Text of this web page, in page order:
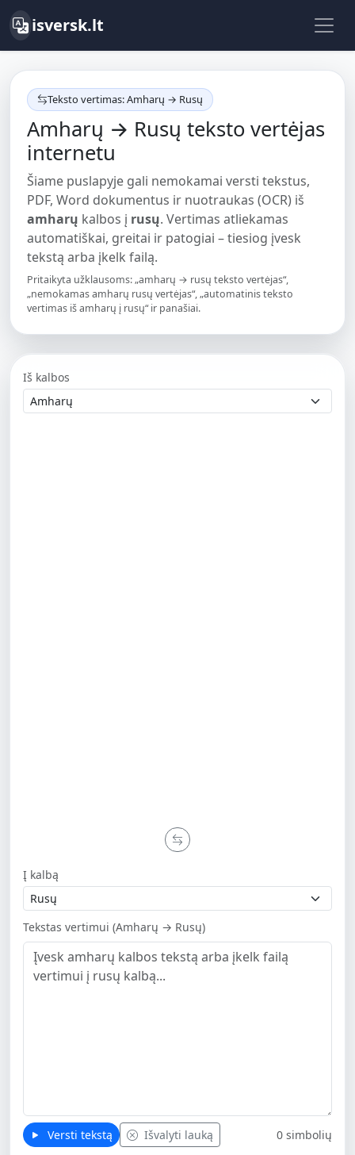
isversk.lt
Teksto vertimas: Amharų → Rusų
Amharų → Rusų teksto vertėjas
internetu
Šiame puslapyje gali nemokamai versti tekstus,
PDF, Word dokumentus ir nuotraukas (OCR) iš
amharų kalbos į rusų. Vertimas atliekamas
automatiškai, greitai ir patogiai – tiesiog įvesk
tekstą arba įkelk failą.
Pritaikyta užklausoms: „amharų → rusų teksto vertėjas“,
„nemokamas amharų rusų vertėjas“, „automatinis teksto
vertimas iš amharų į rusų“ ir panašiai.
Iš kalbos
Į kalbą
Tekstas vertimui (Amharų → Rusų)
Versti tekstą Išvalyti lauką 0 simbolių